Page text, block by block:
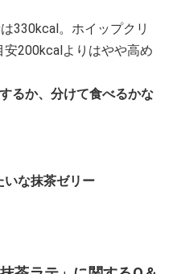
330kcal。ホイップクリ
200kcalよりはやや高め
るか、分けて食べるかな
な抹茶ゼリー